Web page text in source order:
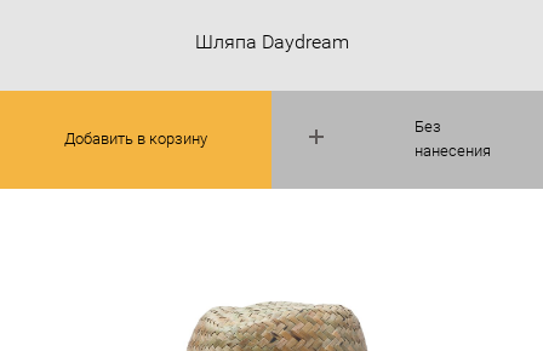
Без
нанесения
Шляпа Daydream
Добавить в корзину